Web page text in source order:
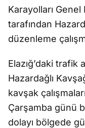
Karayolları
tarafından
düzenleme
Elazığ’daki trafik
Hazardağlı
kavşak
Çarşamba günü
dolayı bölgede